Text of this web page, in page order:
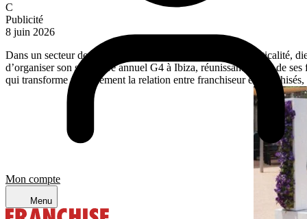
Mon compte
Menu
C
Publicité
8 juin 2026
Dans un secteur de la franchise souvent critiqué pour sa verticalité,
d’organiser son séminaire annuel G4 à Ibiza, réunissant quatre de
qui transforme radicalement la relation entre franchiseur et